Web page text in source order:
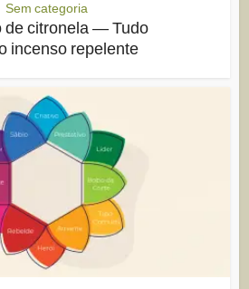
Sem categoria
de citronela — Tudo
incenso repelente